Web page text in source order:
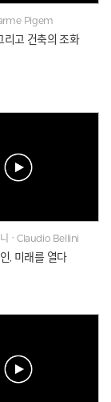
Pigem
리고 건축의 조화
ㆍClaudio Bellini
, 미래를 열다